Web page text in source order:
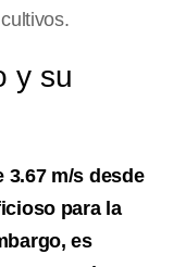
y su
3.67 m/s desde
para la
es